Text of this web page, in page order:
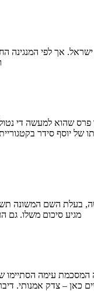
השם המשונה תשע"ב,
מגיע סיכום משלו.
כאן – צדק אמנותי. דיברו על